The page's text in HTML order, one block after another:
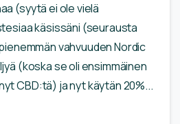
(syytä ei ole vielä
käsissäni (seurausta
vahvuuden Nordic
(koska se oli ensimmäinen
CBD:tä) ja nyt käytän 20%...